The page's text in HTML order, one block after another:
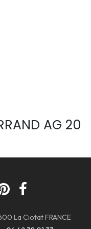
AG 20
La Ciotat FRANCE